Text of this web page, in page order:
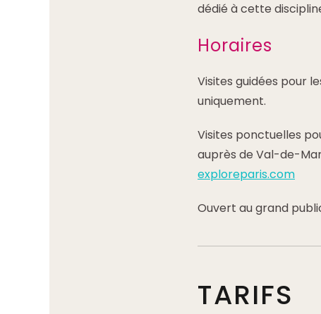
dédié à cette
Horaires
Visites guidées pour
uniquement.
Visites ponctuelles
auprès de Val-de-
exploreparis.com
Ouvert au grand
TARIFS